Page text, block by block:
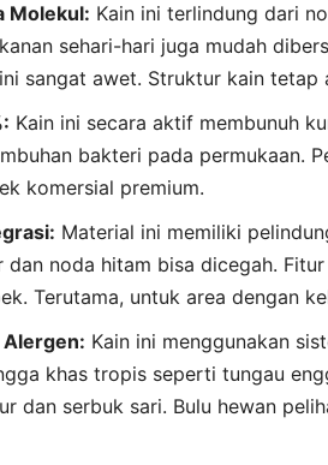
Molekul: Kain ini terlindung dari
sehari-hari juga mudah
sangat awet. Struktur kain tetap
Kain ini secara aktif membunuh
bakteri pada permukaan.
komersial premium.
Material ini memiliki
dan noda hitam bisa dicegah.
Terutama, untuk area dengan
Alergen: Kain ini menggunakan
khas tropis seperti tungau
dan serbuk sari. Bulu hewan